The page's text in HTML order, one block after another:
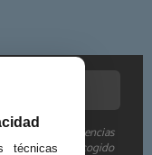
y tendencias
según lo recogido
técnicas